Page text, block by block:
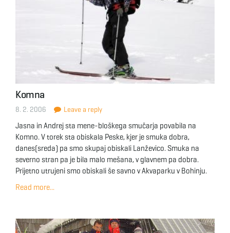
Komna
8. 2. 2006 Leave a reply
Jasna in Andrej sta mene-bloškega smučarja povabila na
Komno. V torek sta obiskala Peske, kjer je smuka dobra,
danes(sreda) pa smo skupaj obiskali Lanževico. Smuka na
severno stran pa je bila malo mešana, v glavnem pa dobra.
Prijetno utrujeni smo obiskali še savno v Akvaparku v Bohinju.
Read more...